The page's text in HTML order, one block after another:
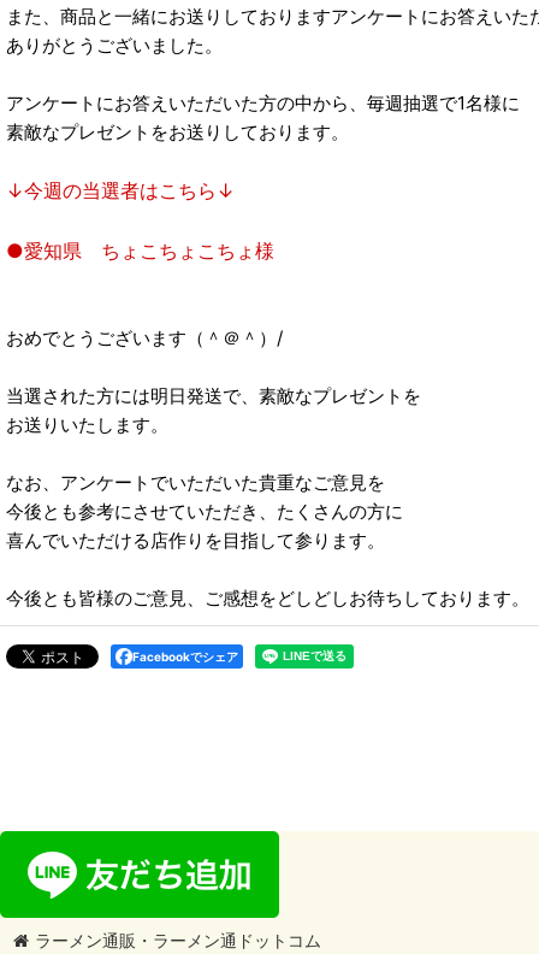
また、商品と一緒にお送りしておりますアンケートにお答えいた
ありがとうございました。
アンケートにお答えいただいた方の中から、毎週抽選で1名様に
素敵なプレゼントをお送りしております。
↓今週の当選者はこちら↓
●愛知県 ちょこちょこちょ様
おめでとうございます（＾＠＾）/
当選された方には明日発送で、素敵なプレゼントを
お送りいたします。
なお、アンケートでいただいた貴重なご意見を
今後とも参考にさせていただき、たくさんの方に
喜んでいただける店作りを目指して参ります。
今後とも皆様のご意見、ご感想をどしどしお待ちしております。
Facebookでシェア
ラーメン通販・ラーメン通ドットコム